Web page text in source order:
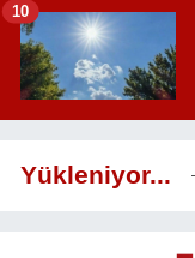
10
Yükleniyor...